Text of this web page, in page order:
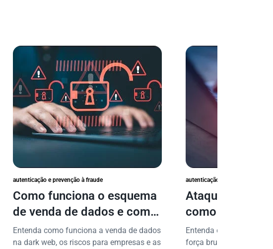
autenticação e prevenção à fraude
Como funciona o esquema
de venda de dados e como
proteger sua empresa?
Entenda como funciona a venda de dados
na dark web, os riscos para empresas e as
autenticação e prevenção à
Ataques de
como proteger
dados digitais
Entenda como
força bruta e conheça